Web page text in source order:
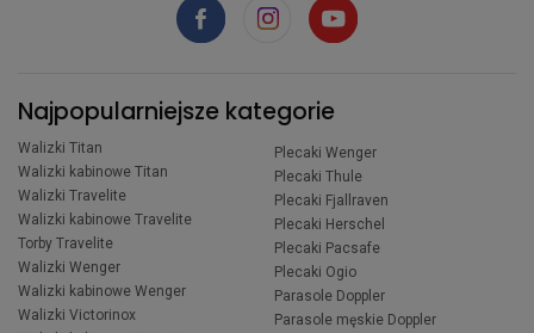
Najpopularniejsze kategorie
Walizki Titan
Walizki kabinowe Titan
Walizki Travelite
Walizki kabinowe Travelite
Torby Travelite
Walizki Wenger
Walizki kabinowe Wenger
Walizki Victorinox
Plecaki Wenger
Plecaki Thule
Plecaki Fjallraven
Plecaki Herschel
Plecaki Pacsafe
Plecaki Ogio
Parasole Doppler
Parasole męskie Doppler